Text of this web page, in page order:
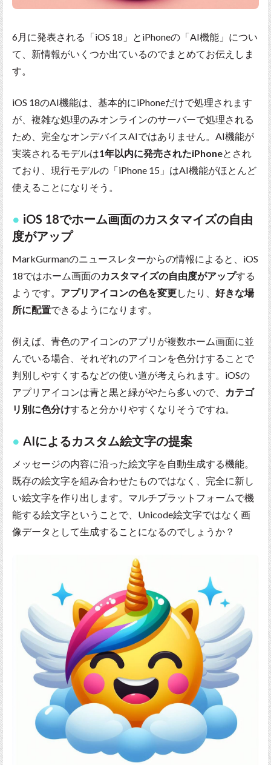
6月に発表される「iOS 18」とiPhoneの「AI機能」につい
て、新情報がいくつか出ているのでまとめてお伝えしま
す。
iOS 18のAI機能は、基本的にiPhoneだけで処理されます
が、複雑な処理のみオンラインのサーバーで処理される
ため、完全なオンデバイスAIではありません。AI機能が
実装されるモデルは1年以内に発売されたiPhoneとされ
ており、現行モデルの「iPhone 15」はAI機能がほとんど
使えることになりそう。
iOS 18でホーム画面のカスタマイズの自由
度がアップ
MarkGurmanのニュースレターからの情報によると、iOS
18ではホーム画面のカスタマイズの自由度がアップする
ようです。 アプリアイコンの色を変更したり、 好きな場
所に配置できるようになります。
例えば、青色のアイコンのアプリが複数ホーム画面に並
んでいる場合、それぞれのアイコンを色分けすることで
判別しやすくするなどの使い道が考えられます。iOSの
アプリアイコンは青と黒と緑がやたら多いので、
カテゴ
リ別に色分けすると分かりやすくなりそうですね。
AIによるカスタム絵文字の提案
メッセージの内容に沿った絵文字を自動生成する機能。
既存の絵文字を組み合わせたものではなく、完全に新し
い絵文字を作り出します。マルチプラットフォームで機
能する絵文字ということで、Unicode絵文字ではなく画
像データとして生成することになるのでしょうか？